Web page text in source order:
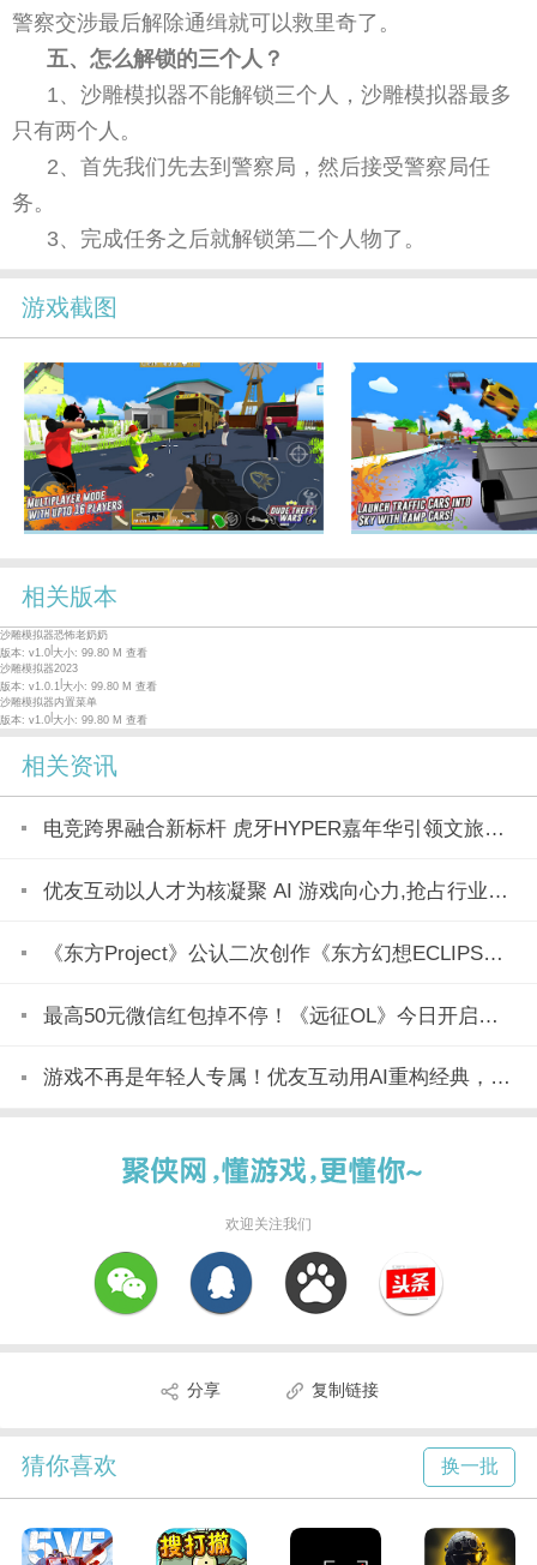
警察交涉最后解除通缉就可以救里奇了。
五、怎么解锁的三个人？
1、沙雕模拟器不能解锁三个人，沙雕模拟器最多
只有两个人。
2、首先我们先去到警察局，然后接受警察局任
务。
3、完成任务之后就解锁第二个人物了。
游戏截图
相关版本
沙雕模拟器恐怖老奶奶
版本: v1.0 大小: 99.80 M 查看
沙雕模拟器2023
版本: v1.0.1 大小: 99.80 M 查看
沙雕模拟器内置菜单
版本: v1.0 大小: 99.80 M 查看
相关资讯
电竞跨界融合新标杆 虎牙HYPER嘉年华引领文旅产业新潮流
优友互动以人才为核凝聚 AI 游戏向心力,抢占行业变革制高点
《东方Project》公认二次创作《东方幻想ECLIPSE》7月23日正式上市
最高50元微信红包掉不停！《远征OL》今日开启美食节新区「玉脍」！
游戏不再是年轻人专属！优友互动用AI重构经典，全民都能玩
欢迎关注我们
分享 复制链接
猜你喜欢 换一批